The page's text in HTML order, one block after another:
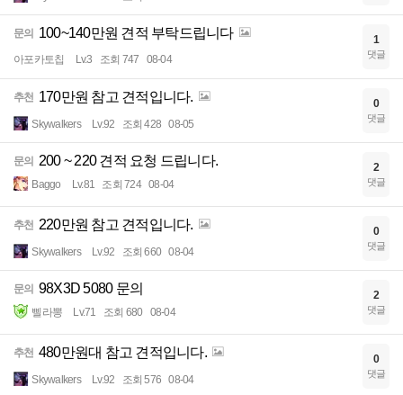
문의 100~140만원 견적 부탁드립니다
아포카토칩 Lv.3 조회 747 08-04
1
댓글
추천 170만원 참고 견적입니다.
Skywalkers Lv.92 조회 428 08-05
0
댓글
문의 200 ~ 220 견적 요청 드립니다.
Baggo Lv.81 조회 724 08-04
2
댓글
추천 220만원 참고 견적입니다.
Skywalkers Lv.92 조회 660 08-04
0
댓글
문의 98X3D 5080 문의
삘라뽕 Lv.71 조회 680 08-04
2
댓글
추천 480만원대 참고 견적입니다.
Skywalkers Lv.92 조회 576 08-04
0
댓글